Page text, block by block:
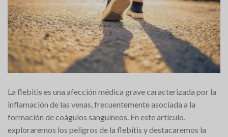
La flebitis es una afección médica grave caracterizada por la
inflamación de las venas, frecuentemente asociada a la
formación de coágulos sanguíneos. En este artículo,
exploraremos los peligros de la flebitis y destacaremos la